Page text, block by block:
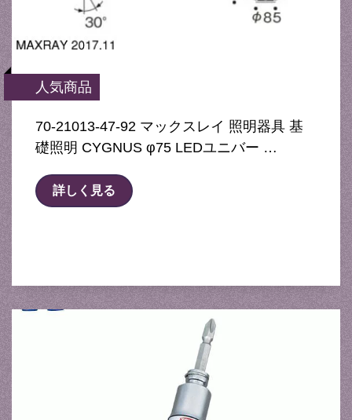
人気商品
70-21013-47-92 マックスレイ 照明器具 基
礎照明 CYGNUS φ75 LEDユニバー …
詳しく見る